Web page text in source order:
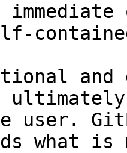
and
user.
what